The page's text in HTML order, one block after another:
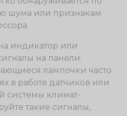
шума или признакам
индикатор или
на панели:
лампочки часто
в работе датчиков или
системы климат-
такие сигналы,